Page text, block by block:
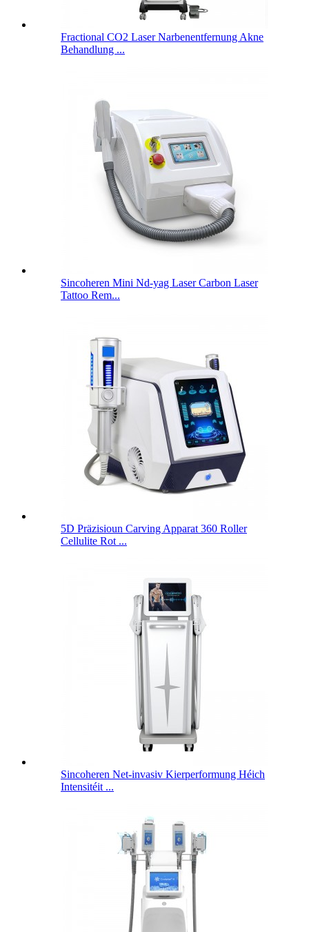
Fractional CO2 Laser Narbenentfernung Akne
Behandlung ...
Sincoheren Mini Nd-yag Laser Carbon Laser
Tattoo Rem...
5D Präzisioun Carving Apparat 360 Roller
Cellulite Rot ...
Sincoheren Net-invasiv Kierperformung Héich
Intensitéit ...